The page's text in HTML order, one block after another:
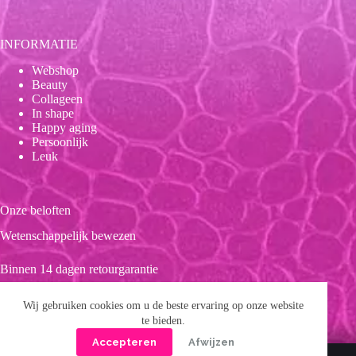
Wij gebruiken cookies om u de beste ervaring op onze website
te bieden.
Accepteren
Afwijzen
INFORMATIE
Webshop
Beauty
Collageen
In shape
Happy aging
Persoonlijk
Leuk
Onze beloften
Wetenschappelijk bewezen
Binnen 14 dagen retourgarantie
Duurzaam
Copyright © 2026 Forever 39 Privacybeleid